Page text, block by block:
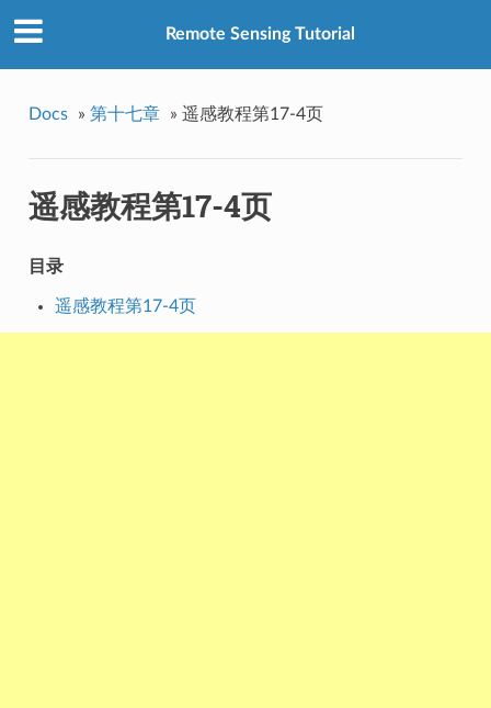
Remote Sensing Tutorial
Docs » 第十七章 » 遥感教程第17-4页
遥感教程第17-4页
目录
遥感教程第17-4页